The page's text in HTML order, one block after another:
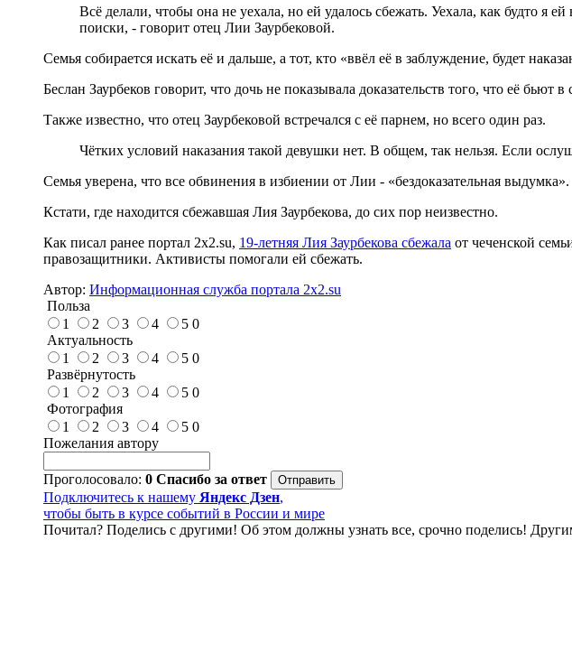
Всё делали, чтобы она не уехала, но ей удалось сбежать. Уехала, как будто я
поиски, - говорит отец Лии Заурбековой.
Семья собирается искать её и дальше, а тот, кто «ввёл её в заблуждение, будет
Беслан Заурбеков говорит, что дочь не показывала доказательств того, что её бьют
Также известно, что отец Заурбековой встречался с её парнем, но всего один раз.
Чётких условий наказания такой девушки нет. В общем, так нельзя. Если
Семья уверена, что все обвинения в избиении от Лии - «бездоказательная выдумка».
Кстати, где находится сбежавшая Лия Заурбекова, до сих пор неизвестно.
Как писал ранее портал 2х2.su, 19-летняя Лия Заурбекова сбежала от чеченской
правозащитники. Активисты помогали ей сбежать.
Автор: Информационная служба портала 2x2.su
Польза
1
2 3 4 5 0
Актуальность
1
2 3 4 5 0
Развёрнутость
1
2 3 4 5 0
Фотография
1
2 3 4 5 0
Пожелания автору
Проголосовало: 0 Спасибо за ответ
Подключитесь к нашему Яндекс Дзен,
чтобы быть в курсе событий в России и мире
Почитал? Поделись с другими! Об этом должны узнать все, срочно поделись!